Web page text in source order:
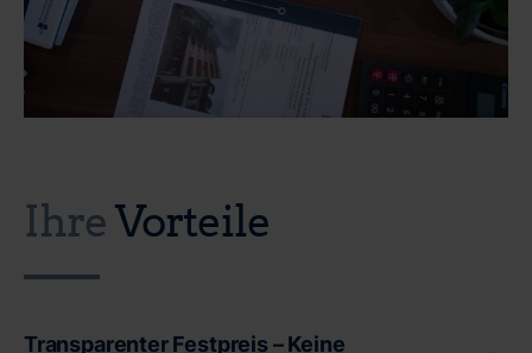
IhreVorteile
Transparenter Festpreis – Keine